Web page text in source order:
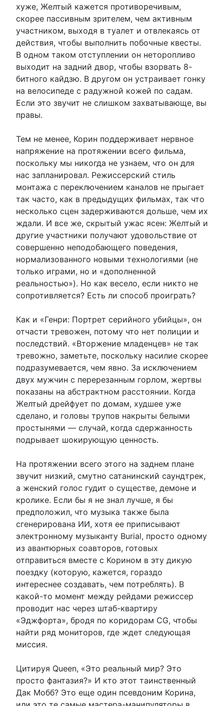
хуже, Желтый кажется противоречивым,
скорее пассивным зрителем, чем активным
участником, выходя в туалет и отвлекаясь от
действия, чтобы выполнить побочные квесты.
В одном таком отступлении он неторопливо
выходит на задний двор, чтобы взорвать 8-
битного кайдзю. В другом он устраивает гонку
на велосипеде с радужной кожей по садам.
Если это звучит не слишком захватывающе, вы
правы.
Тем не менее, Корин поддерживает нервное
напряжение на протяжении всего фильма,
поскольку мы никогда не узнаем, что он для
нас запланировал. Режиссерский стиль
монтажа с переключением каналов не прыгает
так часто, как в предыдущих фильмах, так что
несколько сцен задерживаются дольше, чем их
ждали. И все же, скрытый ужас ясен: Желтый и
другие участники получают удовольствие от
совершенно неподобающего поведения,
нормализованного новыми технологиями (не
только играми, но и «дополненной
реальностью»). Но как весело, если никто не
сопротивляется? Есть ли способ проиграть?
Как и «Генри: Портрет серийного убийцы», он
отчасти тревожен, потому что нет полиции и
последствий. «Вторжение младенцев» не так
тревожно, заметьте, поскольку насилие скорее
подразумевается, чем явно. За исключением
двух мужчин с перерезанным горлом, жертвы
показаны на абстрактном расстоянии. Когда
Желтый дрейфует по домам, худшее уже
сделано, и головы трупов накрыты белыми
простынями — случай, когда сдержанность
подрывает шокирующую ценность.
На протяжении всего этого на заднем плане
звучит низкий, смутно сатанинский саундтрек,
а женский голос гудит о существе, демоне и
кролике. Если бы я не знал лучше, я бы
предположил, что музыка также была
сгенерирована ИИ, хотя ее приписывают
электронному музыканту Burial, просто одному
из авантюрных соавторов, готовых
отправиться вместе с Корином в эту дикую
поездку (которую, кажется, гораздо
интереснее создавать, чем потреблять). В
какой-то момент между рейдами режиссер
проводит нас через штаб-квартиру
«Эджфорта», бродя по коридорам CG, чтобы
найти ряд мониторов, где ждет следующая
миссия.
Цитируя Queen, «Это реальный мир? Это
просто фантазия?» И кто этот таинственный
Дак Мобб? Это еще один псевдоним Корина,